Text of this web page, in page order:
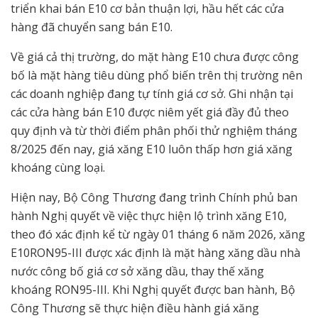
triển khai bán E10 cơ bản thuận lợi, hầu hết các cửa
hàng đã chuyển sang bán E10.
Về giá cả thị trường, do mặt hàng E10 chưa được công
bố là mặt hàng tiêu dùng phổ biến trên thị trường nên
các doanh nghiệp đang tự tính giá cơ sở. Ghi nhận tại
các cửa hàng bán E10 được niêm yết giá đầy đủ theo
quy định và từ thời điểm phân phối thử nghiệm tháng
8/2025 đến nay, giá xăng E10 luôn thấp hơn giá xăng
khoáng cùng loại.
Hiện nay, Bộ Công Thương đang trình Chính phủ ban
hành Nghị quyết về việc thực hiện lộ trình xăng E10,
theo đó xác định kể từ ngày 01 tháng 6 năm 2026, xăng
E10RON95-III được xác định là mặt hàng xăng dầu nhà
nước công bố giá cơ sở xăng dầu, thay thế xăng
khoáng RON95-III. Khi Nghị quyết được ban hành, Bộ
Công Thương sẽ thực hiện điều hành giá xăng